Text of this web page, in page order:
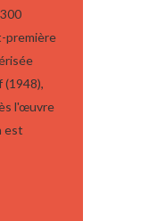
première
(1948),
l'œuvre
est